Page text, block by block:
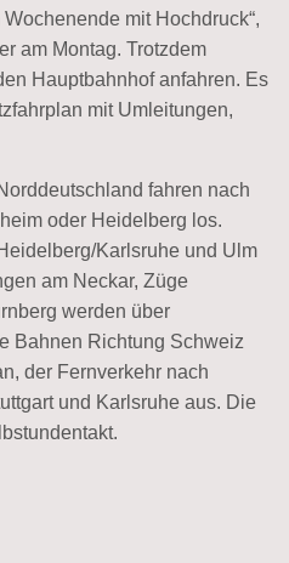
mit Hochdruck“,
am Montag. Trotzdem
Hauptbahnhof anfahren. Es
mit Umleitungen,
fahren nach
oder Heidelberg los.
Karlsruhe und Ulm
am Neckar, Züge
werden über
Bahnen Richtung Schweiz
der Fernverkehr nach
und Karlsruhe aus. Die